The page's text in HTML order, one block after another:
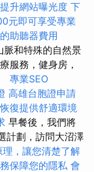
升網站曝光度 下
元即可享受專業
助聽器費用
脈和特殊的自然景
服務，健身房，
專業SEO
高雄台胞證申請
復提供舒適環境
早餐後，我們將
計劃，訪問大沼澤
理，讓您清楚了解
保障您的隱私 會